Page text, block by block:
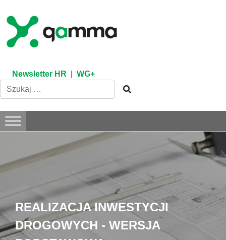
content
Newsletter HR WG+
REALIZACJA INWESTYCJI
DROGOWYCH - WERSJA